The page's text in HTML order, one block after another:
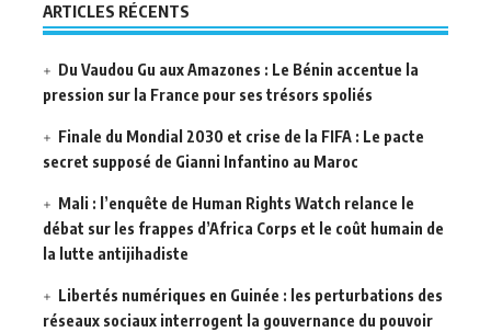
ARTICLES RÉCENTS
Du Vaudou Gu aux Amazones : Le Bénin accentue la
pression sur la France pour ses trésors spoliés
Finale du Mondial 2030 et crise de la FIFA : Le pacte
secret supposé de Gianni Infantino au Maroc
Mali : l’enquête de Human Rights Watch relance le
débat sur les frappes d’Africa Corps et le coût humain de
la lutte antijihadiste
Libertés numériques en Guinée : les perturbations des
réseaux sociaux interrogent la gouvernance du pouvoir